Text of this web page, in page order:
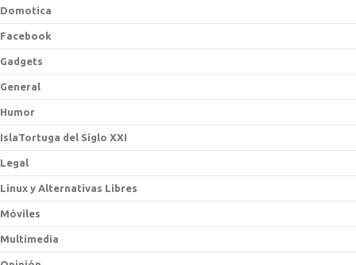
Domotica
Facebook
Gadgets
General
Humor
IslaTortuga del Siglo XXI
Legal
Linux y Alternativas Libres
Móviles
Multimedia